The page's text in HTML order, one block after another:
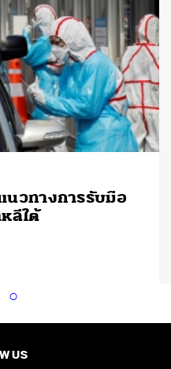
แนวทางการรับมือ
ลีใต้
US